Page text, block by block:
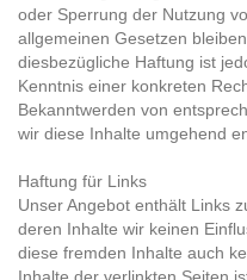
oder Sperrung der Nutzung
allgemeinen Gesetzen
diesbezügliche Haftung ist
Kenntnis einer konkreten
Bekanntwerden von
wir diese Inhalte umgehend
Haftung für Links
Unser Angebot enthält Links
deren Inhalte wir keinen
diese fremden Inhalte auch